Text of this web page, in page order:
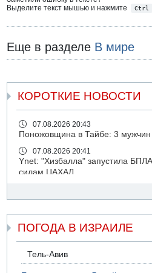
Выделите текст мышью и нажмите
Ctrl
Еще в разделе В мире
КОРОТКИЕ НОВОСТИ
07.08.2026 20:43
Поножовщина в Тайбе: 3 мужчин
07.08.2026 20:41
Ynet: "Хизбалла" запустила
силам ЦАХАЛ
ДТП в Ашдоде: тяжело ранены
07.08.2026 19:14
Скончался водитель,
Иерусалиме
07.08.2026 17:57
Подозреваемый в
ПОГОДА В ИЗРАИЛЕ
Тель-Авив